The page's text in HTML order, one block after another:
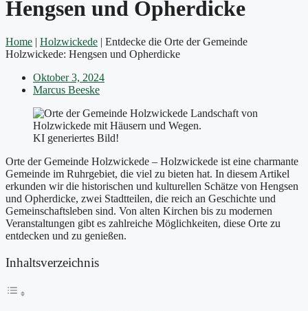
Hengsen und Opherdicke
Home | Holzwickede | Entdecke die Orte der Gemeinde
Holzwickede: Hengsen und Opherdicke
Oktober 3, 2024
Marcus Beeske
KI generiertes Bild!
Orte der Gemeinde Holzwickede – Holzwickede ist eine charmante
Gemeinde im Ruhrgebiet, die viel zu bieten hat. In diesem Artikel
erkunden wir die historischen und kulturellen Schätze von Hengsen
und Opherdicke, zwei Stadtteilen, die reich an Geschichte und
Gemeinschaftsleben sind. Von alten Kirchen bis zu modernen
Veranstaltungen gibt es zahlreiche Möglichkeiten, diese Orte zu
entdecken und zu genießen.
Inhaltsverzeichnis